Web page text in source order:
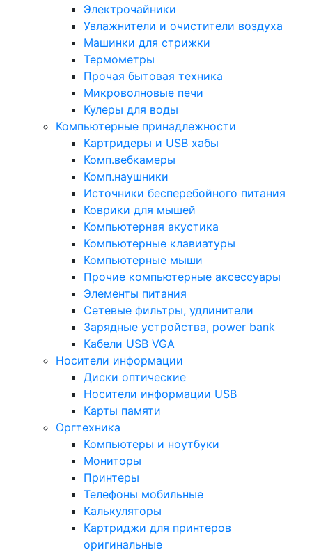
Электрочайники
Увлажнители и очистители воздуха
Машинки для стрижки
Термометры
Прочая бытовая техника
Микроволновые печи
Кулеры для воды
Компьютерные принадлежности
Картридеры и USB хабы
Комп.вебкамеры
Комп.наушники
Источники бесперебойного питания
Коврики для мышей
Компьютерная акустика
Компьютерные клавиатуры
Компьютерные мыши
Прочие компьютерные аксессуары
Элементы питания
Сетевые фильтры, удлинители
Зарядные устройства, power bank
Кабели USB VGA
Носители информации
Диски оптические
Носители информации USB
Карты памяти
Оргтехника
Компьютеры и ноутбуки
Мониторы
Принтеры
Телефоны мобильные
Калькуляторы
Картриджи для принтеров
оригинальные